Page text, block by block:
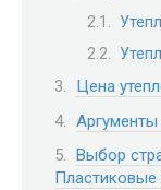
Цена
Аргументы
Выбор
Пластиковые